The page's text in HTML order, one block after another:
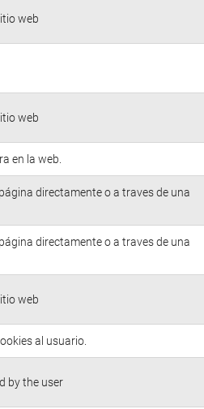
web
web
en la web.
directamente o a traves de una
directamente o a traves de una
web
al usuario.
by the user